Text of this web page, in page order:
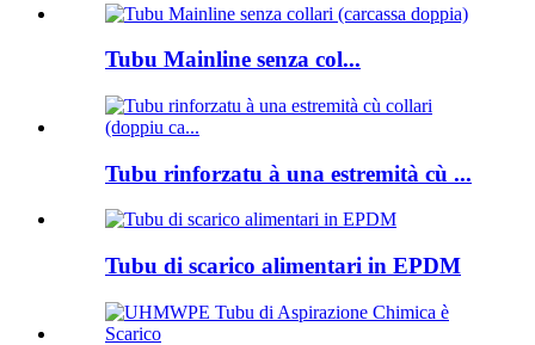
Tubu Mainline senza col...
Tubu rinforzatu à una estremità cù ...
Tubu di scarico alimentari in EPDM